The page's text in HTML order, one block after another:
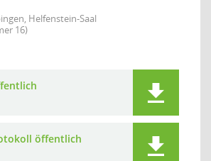
Helfenstein-Saal
16)
öffentlich